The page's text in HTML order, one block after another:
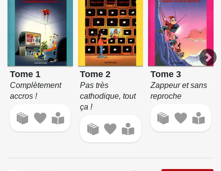
Tome 1
Complètement
accros !
Tome 2
Pas très
cathodique, tout
ça !
Tome 3
Zappeur et sans
reproche